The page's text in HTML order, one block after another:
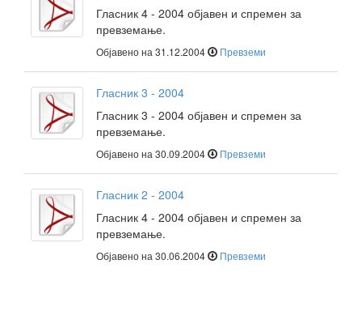
Гласник 4 - 2004 објавен и спремен за
превземање.
Објавено на 31.12.2004 Превземи
Гласник 3 - 2004
Гласник 3 - 2004 објавен и спремен за
превземање.
Објавено на 30.09.2004 Превземи
Гласник 2 - 2004
Гласник 4 - 2004 објавен и спремен за
превземање.
Објавено на 30.06.2004 Превземи